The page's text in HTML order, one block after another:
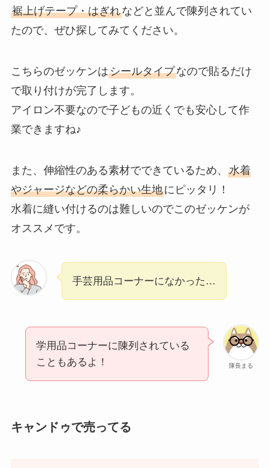
裾上げテープ・はぎれなどと並んで陳列されてい
たので、ぜひ探してみてください。
こちらのゼッケンはシールタイプなので貼るだけ
で取り付けが完了します。
アイロン不要なので子どもの近くでも安心して作
業できますね♪
また、伸縮性のある素材でできているため、 水着
やジャージなどの柔らかい生地にピッタリ！
水着に縫い付けるのは難しいのでこのゼッケンが
オススメです。
手芸用品コーナーになかった…
隊長まる
学用品コーナーに陳列されている
こともあるよ！
キャンドゥで売ってる